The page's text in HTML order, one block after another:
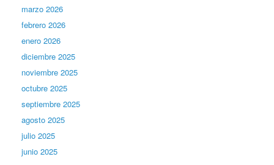
marzo 2026
febrero 2026
enero 2026
diciembre 2025
noviembre 2025
octubre 2025
septiembre 2025
agosto 2025
julio 2025
junio 2025